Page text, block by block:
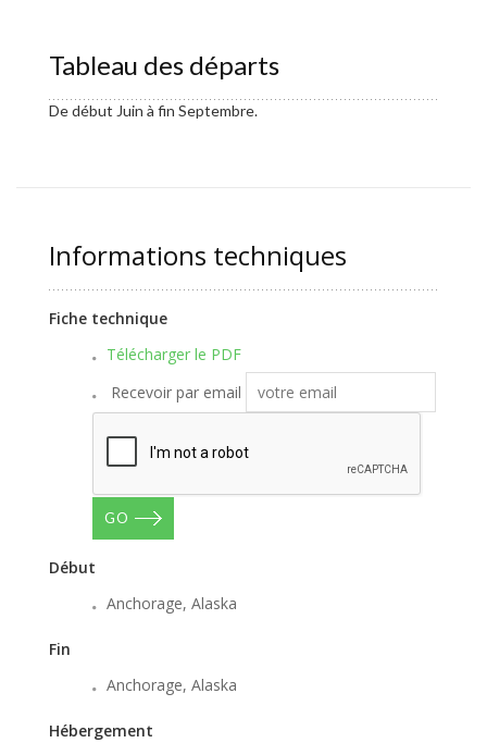
Tableau des départs
De début Juin à fin Septembre.
Informations techniques
Fiche technique
Télécharger le PDF
Recevoir par email
GO
Début
Anchorage, Alaska
Fin
Anchorage, Alaska
Hébergement